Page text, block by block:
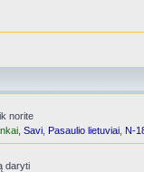
norite
Savi Pasaulio lietuviai N-
daryti